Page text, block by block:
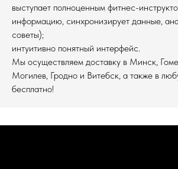
выступает полноценным фитнес-
информацию, синхронизирует данные,
советы);
интуитивно понятный интерфейс.
Мы осуществляем доставку в Минск,
Могилев, Гродно и Витебск, а также в
бесплатно!